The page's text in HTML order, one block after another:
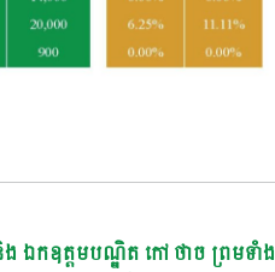
ឯកឧត្តមបណ្ឌិត កៅ ថាច ព្រមទាំង